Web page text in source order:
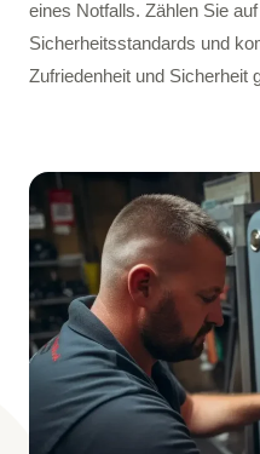
eines Notfalls. Zählen Sie
Sicherheitsstandards und
Zufriedenheit und Sicherheit